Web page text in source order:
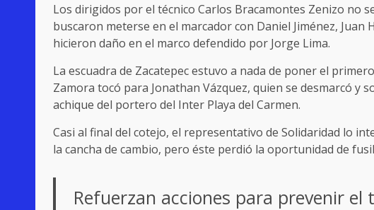
Los dirigidos por el técnico Carlos Bracamontes Zenizo no
buscaron meterse en el marcador con Daniel Jiménez,
hicieron daño en el marco defendido por Jorge Lima.
La escuadra de Zacatepec estuvo a nada de poner el
Zamora tocó para Jonathan Vázquez, quien se desmarcó y
achique del portero del Inter Playa del Carmen.
Casi al final del cotejo, el representativo de Solidaridad lo
la cancha de cambio, pero éste perdió la oportunidad de
Refuerzan acciones para prevenir